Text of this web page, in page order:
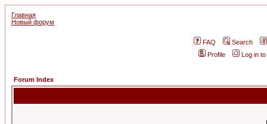
Главная
Новый форум
FAQ
Search
Profile
Log in
Forum Index